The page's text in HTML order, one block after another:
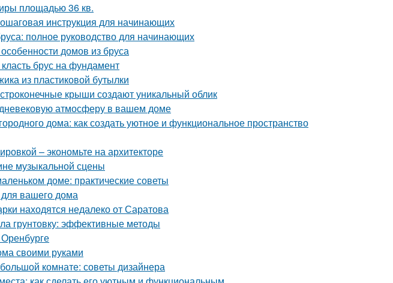
площадью 36 кв.
инструкция для начинающих
полное руководство для начинающих
домов из бруса
брус на фундамент
из пластиковой бутылки
крыши создают уникальный облик
атмосферу в вашем доме
дома: как создать уютное и функциональное пространство
– экономьте на архитекторе
музыкальной сцены
доме: практические советы
вашего дома
находятся недалеко от Саратова
грунтовку: эффективные методы
своими руками
комнате: советы дизайнера